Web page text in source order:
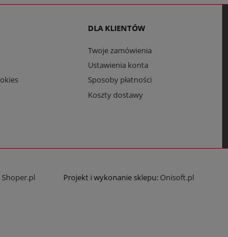
DLA KLIENTÓW
Twoje zamówienia
Ustawienia konta
Sposoby płatności
Koszty dostawy
Shoper.pl Projekt i wykonanie sklepu: Onisoft.pl